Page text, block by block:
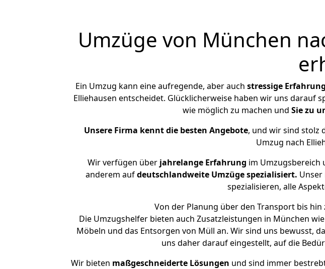
Umzüge von München
Ein Umzug kann eine aufregende, aber auch stressige Erfahrung
Elliehausen entscheidet. Glücklicherweise haben wir uns darauf
wie möglich zu machen und Sie zu
Unsere Firma kennt die besten Angebote, und wir sind stolz
Umzug nach
Wir verfügen überjahrelange Erfahrung im Umzugsbereich
anderem aufdeutschlandweite Umzüge spezialisiert.
spezialisieren, alle
Von der Planung über den Transport bis
Die Umzugshelfer bieten auch Zusatzleistungen in München
Möbeln und das Entsorgen von Müll an. Wir sind uns bewusst,
uns daher darauf eingestellt, auf die
Wir bieten maßgeschneiderte Lösungen und sind immer